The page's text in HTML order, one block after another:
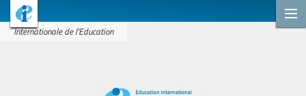
Internationale de l'Education